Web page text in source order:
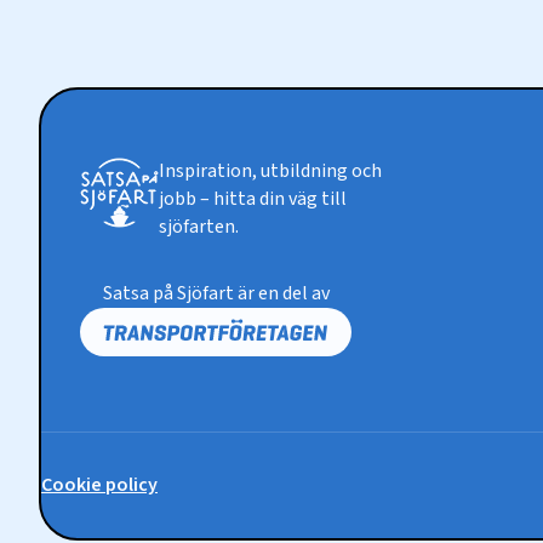
Inspiration, utbildning och
jobb – hitta din väg till
sjöfarten.
Satsa på Sjöfart är en del av
Policy-
länkar
Cookie policy